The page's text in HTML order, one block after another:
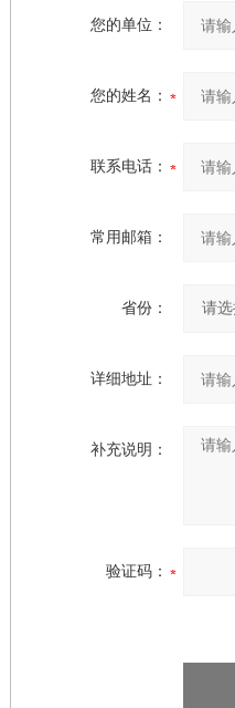
您的单位：
您的姓名：
联系电话：
常用邮箱：
省份：
详细地址：
补充说明：
验证码：